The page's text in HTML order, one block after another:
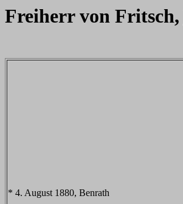
Freiherr von Fritsch,
* 4. August 1880, Benrath